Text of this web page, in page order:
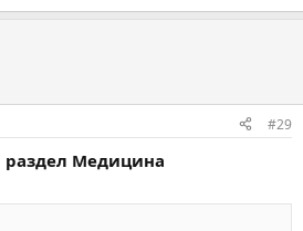
#29
раздел Медицина